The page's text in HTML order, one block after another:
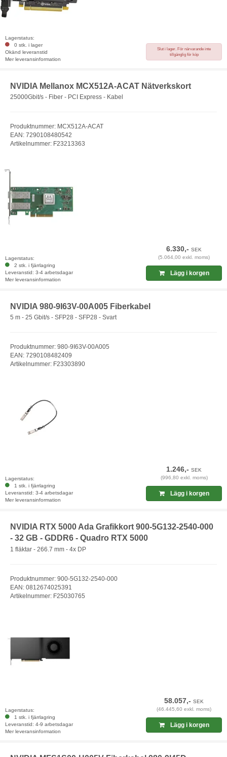
Lagerstatus:
0 stk. i lager
Okänd leveranstid
Mer leveransinformation
Slut i lager. För närvarande inte
tillgänglig för köp
NVIDIA Mellanox MCX512A-ACAT Nätverkskort
25000Gbit/s - Fiber - PCI Express - Kabel
Produktnummer: MCX512A-ACAT
EAN: 7290108480542
Artikelnummer: F23213363
Lagerstatus:
2 stk. i fjärrlagring
Leveranstid: 3-4 arbetsdagar
Mer leveransinformation
6.330,-SEK
(5.064,00 exkl. moms)
Lägg i korgen
NVIDIA 980-9I63V-00A005 Fiberkabel
5 m - 25 Gbit/s - SFP28 - SFP28 - Svart
Produktnummer: 980-9I63V-00A005
EAN: 7290108482409
Artikelnummer: F23303890
Lagerstatus:
1 stk. i fjärrlagring
Leveranstid: 3-4 arbetsdagar
Mer leveransinformation
1.246,-SEK
(996,80 exkl. moms)
Lägg i korgen
NVIDIA RTX 5000 Ada Grafikkort 900-5G132-2540-000
- 32 GB - GDDR6 - Quadro RTX 5000
1 fläktar - 266.7 mm - 4x DP
Produktnummer: 900-5G132-2540-000
EAN: 0812674025391
Artikelnummer: F25030765
Lagerstatus:
1 stk. i fjärrlagring
Leveranstid: 4-9 arbetsdagar
Mer leveransinformation
58.057,-SEK
(46.445,60 exkl. moms)
Lägg i korgen